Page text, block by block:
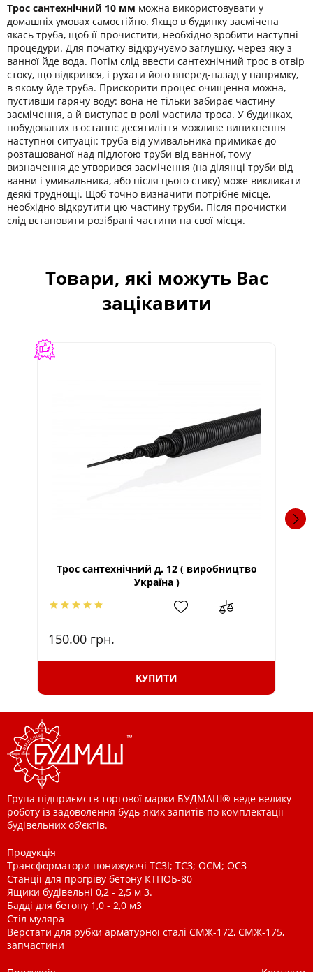
Трос сантехнічний 10 мм можна використовувати у
домашніх умовах самостійно. Якщо в будинку засмічена
якась труба, щоб її прочистити, необхідно зробити наступні
процедури. Для початку відкручуємо заглушку, через яку з
ванної йде вода. Потім слід ввести сантехнічний трос в отвір
стоку, що відкрився, і рухати його вперед-назад у напрямку,
в якому йде труба. Прискорити процес очищення можна,
пустивши гарячу воду: вона не тільки забирає частину
засмічення, а й виступає в ролі мастила троса. У будинках,
побудованих в останнє десятиліття можливе виникнення
наступної ситуації: труба від умивальника примикає до
розташованої над підлогою труби від ванної, тому
визначення де утворився засмічення (на ділянці труби від
ванни і умивальника, або після цього стику) може викликати
деякі труднощі. Щоб точно визначити потрібне місце,
необхідно відкрутити цю частину труби. Після прочистки
слід встановити розібрані частини на свої місця.
Товари, які можуть Вас
зацікавити
Трос сантехнічний д. 12 ( виробництво
Україна )
150.00 грн.
КУПИТИ
Група підприємств торгової марки БУДМАШ® веде велику
роботу із задоволення будь-яких запитів по комплектації
будівельних об'єктів.
Продукція
Трансформатори понижуючі ТСЗІ; ТСЗ; ОСМ; ОСЗ
Станції для прогріву бетону КТПОБ-80
Ящики будівельні 0,2 - 2,5 м 3.
Бадді для бетону 1,0 - 2,0 м3
Стіл муляра
Верстати для рубки арматурної сталі СМЖ-172, СМЖ-175,
запчастини